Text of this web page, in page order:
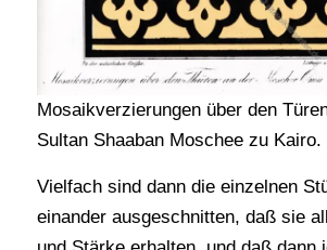
Mosaikverzierungen über den
Sultan Shaaban Moschee zu Kairo.
Vielfach sind dann die einzelnen
einander ausgeschnitten, daß sie